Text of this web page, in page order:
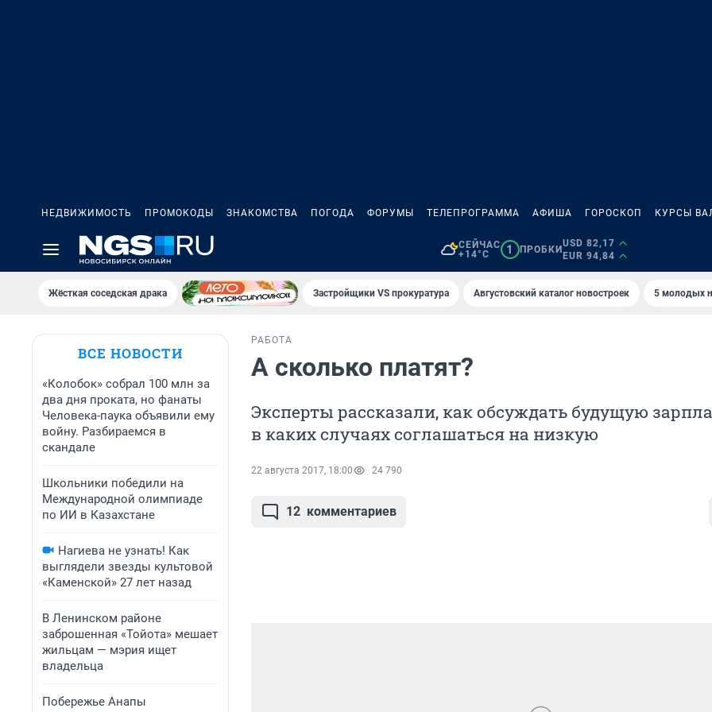
НЕДВИЖИМОСТЬ ПРОМОКОДЫ ЗНАКОМСТВА ПОГОДА ФОРУМЫ ТЕЛЕПРОГРАММА АФИША ГОРОСКОП КУРСЫ
СЕЙЧАС
+14°C
1 ПРОБКИ
USD 82,17
EUR 94,84
Жёсткая соседская драка Застройщики VS прокуратура Августовский каталог новостроек 5 молодых
ВСЕ НОВОСТИ
«Колобок» собрал 100 млн за
два дня проката, но фанаты
Человека-паука объявили ему
войну. Разбираемся в
скандале
Школьники победили на
Международной олимпиаде
по ИИ в Казахстане
Нагиева не узнать! Как
выглядели звезды культовой
«Каменской» 27 лет назад
В Ленинском районе
заброшенная «Тойота» мешает
жильцам — мэрия ищет
владельца
Побережье Анапы
РАБОТА
А сколько платят?
Эксперты рассказали, как обсуждать будущую
в каких случаях соглашаться на низкую
22 августа 2017, 18:00 24 790
12 комментариев